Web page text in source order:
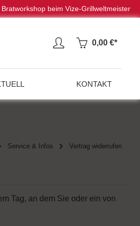
beim Vize-Grillweltmeister
0,00 €*
KONTAKT
Service & Infos Vertrag widerrufen
Tag, an dem Sie oder ein von